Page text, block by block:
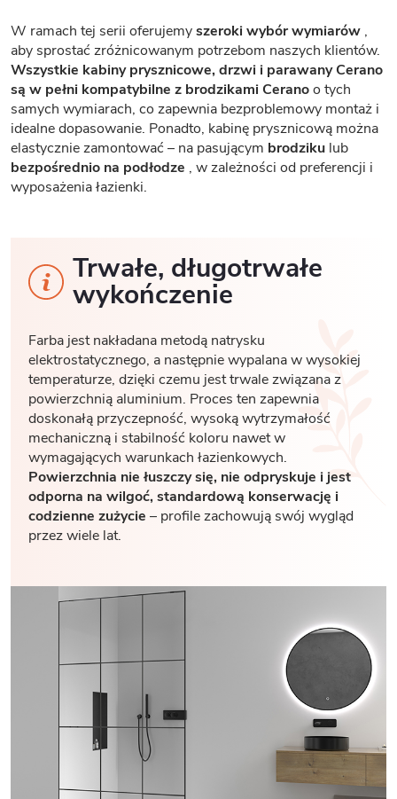
W ramach tej serii oferujemyszeroki wybór wymiarów ,
aby sprostać zróżnicowanym potrzebom naszych klientów.
Wszystkie kabiny prysznicowe, drzwi i parawany Cerano
są w pełni kompatybilne z brodzikami Ceranoo tych
samych wymiarach, co zapewnia bezproblemowy montaż i
idealne dopasowanie. Ponadto, kabinę prysznicową można
elastycznie zamontować – na pasującym brodziku lub
bezpośrednio na podłodze , w zależności od preferencji i
wyposażenia łazienki.
Trwałe, długotrwałe
wykończenie
Farba jest nakładana metodą natrysku
elektrostatycznego, a następnie wypalana w wysokiej
temperaturze, dzięki czemu jest trwale związana z
powierzchnią aluminium. Proces ten zapewnia
doskonałą przyczepność, wysoką wytrzymałość
mechaniczną i stabilność koloru nawet w
wymagających warunkach łazienkowych.
Powierzchnia nie łuszczy się, nie odpryskuje i jest
odporna na wilgoć, standardową konserwację i
codzienne zużycie – profile zachowują swój wygląd
przez wiele lat.